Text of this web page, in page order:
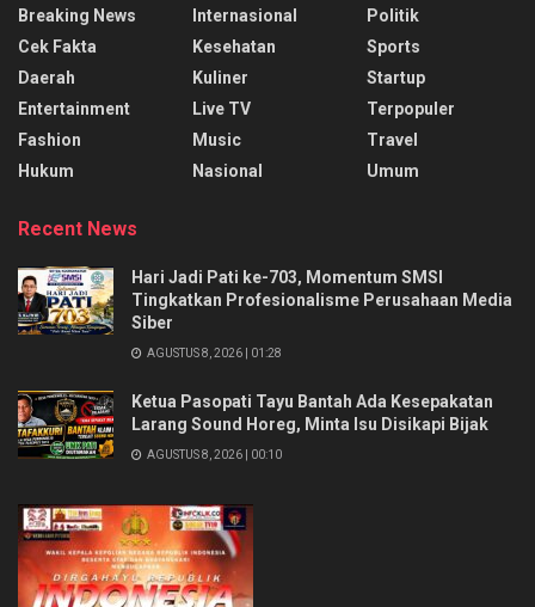
Breaking News
Cek Fakta
Daerah
Entertainment
Fashion
Hukum
Internasional
Kesehatan
Kuliner
Live TV
Music
Nasional
Politik
Sports
Startup
Terpopuler
Travel
Umum
Recent News
Hari Jadi Pati ke-703, Momentum SMSI
Tingkatkan Profesionalisme Perusahaan Media
Siber
AGUSTUS 8, 2026 | 01:28
Ketua Pasopati Tayu Bantah Ada Kesepakatan
Larang Sound Horeg, Minta Isu Disikapi Bijak
AGUSTUS 8, 2026 | 00:10